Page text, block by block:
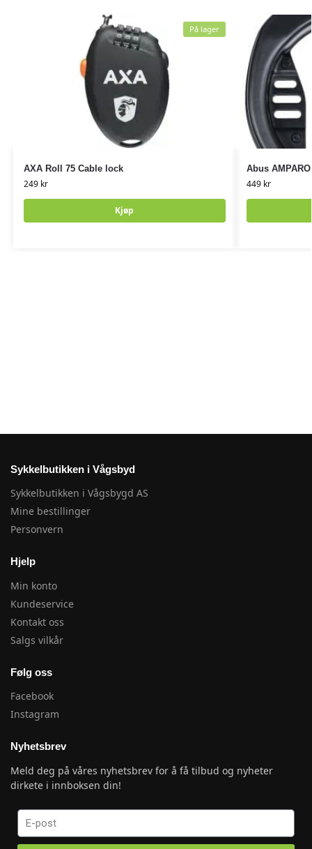
AXA Roll 75 Cable lock
249 kr
Kjøp
På lager
Abus
449 kr
Sykkelbutikken i Vågsbyd
Sykkelbutikken i Vågsbygd AS
Mine bestillinger
Personvern
Hjelp
Min konto
Kundeservice
Kontakt oss
Salgs vilkår
Følg oss
Facebook
Instagram
Nyhetsbrev
Meld deg på våres nyhetsbrev for å få tilbud og nyheter
dirkete i innboksen din!